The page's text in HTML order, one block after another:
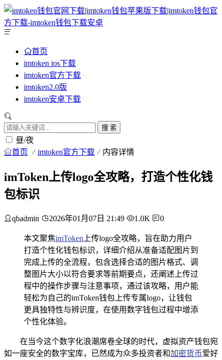
首页
imtoken ios下载
imtoken官方下载
imtoken2.0版
imtoken安卓下载
搜 索
昼/夜
首页 imtoken官方下载 内容详情
imToken上传logo全攻略，打造个性化钱
包标识
qbadmin 2026年01月07日 21:49 1.0K 0
本文聚焦imToken 上传logo全攻略，旨在助力用户
打造个性化钱包标识，详细介绍从准备适配图片到
完成上传的全流程，包含选择合适的图片格式、调
整图片大小以符合要求等前期要点，还阐述上传过
程中的操作步骤与注意事项，通过该攻略，用户能
轻松为自己的imToken钱包上传专属logo，让钱包
更具独特性与辨识度，在使用数字钱包过程中增添
个性化体验。
在当今这个数字化浪潮席卷全球的时代，虚拟资产钱包宛
如一座安全的数字宝库，已然成为众多投资者和加密货币爱好